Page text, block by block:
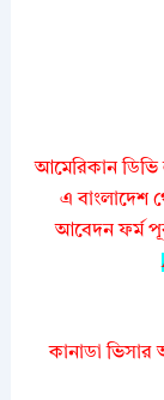
আমেরিকান
এ বাংলাদেশ
আবেদন ফর্ম
কানাডা